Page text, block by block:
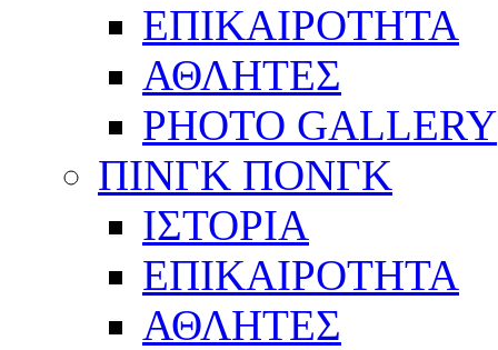
ΕΠΙΚΑΙΡΟΤΗΤΑ
ΑΘΛΗΤΕΣ
PHOTO GALLERY
ΠΙΝΓΚ ΠΟΝΓΚ
ΙΣΤΟΡΙΑ
ΕΠΙΚΑΙΡΟΤΗΤΑ
ΑΘΛΗΤΕΣ